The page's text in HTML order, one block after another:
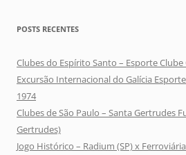
POSTS RECENTES
Clubes do Espírito Santo – Esporte
Excursão Internacional do Galícia
1974
Clubes de São Paulo – Santa Gertrudes
Gertrudes)
Jogo Histórico – Radium (SP) x